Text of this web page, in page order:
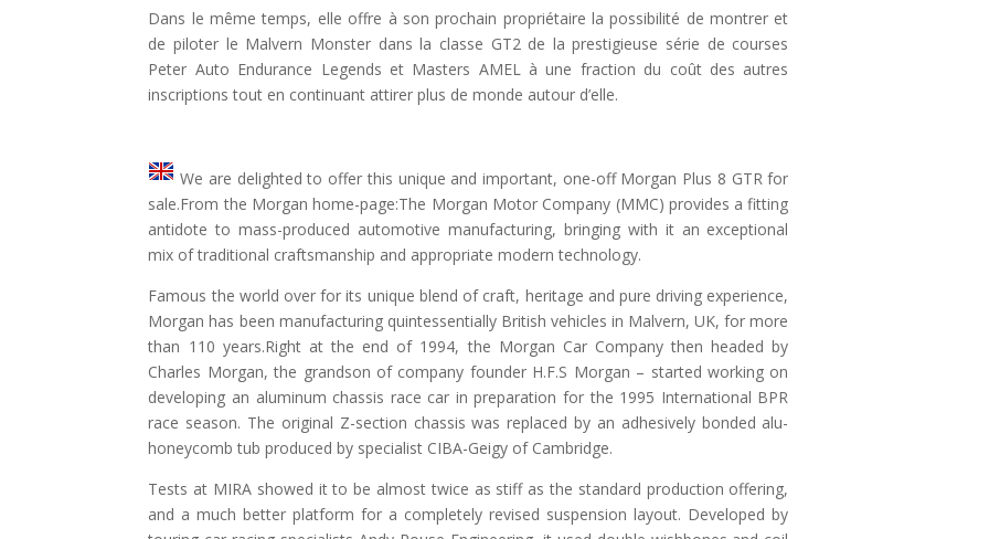
Dans le même temps, elle offre à son prochain propriétaire la possibilité de montrer et
de piloter le Malvern Monster dans la classe GT2 de la prestigieuse série de courses
Peter Auto Endurance Legends et Masters AMEL à une fraction du coût des autres
inscriptions tout en continuant attirer plus de monde autour d’elle.
We are delighted to offer this unique and important, one-off Morgan Plus 8 GTR for
sale.From the Morgan home-page:The Morgan Motor Company (MMC) provides a fitting
antidote to mass-produced automotive manufacturing, bringing with it an exceptional
mix of traditional craftsmanship and appropriate modern technology.
Famous the world over for its unique blend of craft, heritage and pure driving experience,
Morgan has been manufacturing quintessentially British vehicles in Malvern, UK, for more
than 110 years.Right at the end of 1994, the Morgan Car Company then headed by
Charles Morgan, the grandson of company founder H.F.S Morgan – started working on
developing an aluminum chassis race car in preparation for the 1995 International BPR
race season. The original Z-section chassis was replaced by an adhesively bonded alu-
honeycomb tub produced by specialist CIBA-Geigy of Cambridge.
Tests at MIRA showed it to be almost twice as stiff as the standard production offering,
and a much better platform for a completely revised suspension layout. Developed by